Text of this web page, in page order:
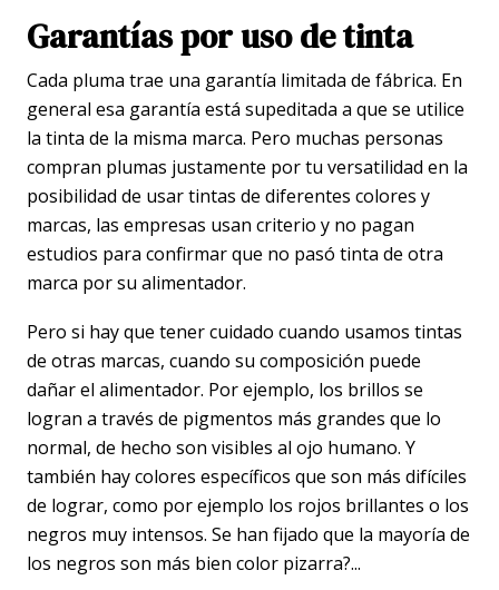
Garantías por uso de tinta
Cada pluma trae una garantía limitada de fábrica. En
general esa garantía está supeditada a que se utilice
la tinta de la misma marca. Pero muchas personas
compran plumas justamente por tu versatilidad en la
posibilidad de usar tintas de diferentes colores y
marcas, las empresas usan criterio y no pagan
estudios para confirmar que no pasó tinta de otra
marca por su alimentador.
Pero si hay que tener cuidado cuando usamos tintas
de otras marcas, cuando su composición puede
dañar el alimentador. Por ejemplo, los brillos se
logran a través de pigmentos más grandes que lo
normal, de hecho son visibles al ojo humano. Y
también hay colores específicos que son más difíciles
de lograr, como por ejemplo los rojos brillantes o los
negros muy intensos. Se han fijado que la mayoría de
los negros son más bien color pizarra?...